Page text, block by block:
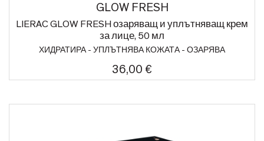
GLOW FRESH
LIERAC GLOW FRESH озаряващ и уплътняващ крем
за лице, 50 мл
ХИДРАТИРА - УПЛЪТНЯВА КОЖАТА - ОЗАРЯВА
36,00 €